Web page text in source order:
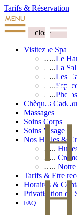
Tarifs & Réservation
close
Visitez le Spa
…..Le
…..La
…..Les
…..
…..
Chèques
Massages
Soins Corps
Soins Visage
Nos Huiles &
…..
…..
….. Notre
Tarifs & Etre
Horaires &
Privatisation du
FAQ